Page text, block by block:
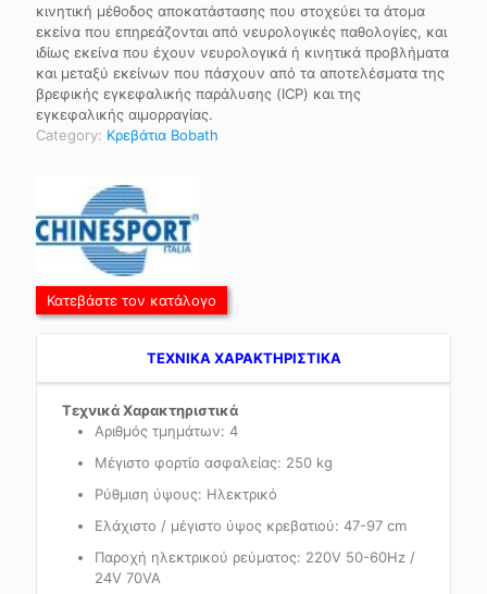
κινητική μέθοδος αποκατάστασης που στοχεύει τα άτομα
εκείνα που επηρεάζονται από νευρολογικές παθολογίες, και
ιδίως εκείνα που έχουν νευρολογικά ή κινητικά προβλήματα
και μεταξύ εκείνων που πάσχουν από τα αποτελέσματα της
βρεφικής εγκεφαλικής παράλυσης (ICP) και της
εγκεφαλικής αιμορραγίας.
Category: Κρεβάτια Bobath
Κατεβάστε τον κατάλογο
TEXNIKA ΧΑΡΑΚΤΗΡΙΣΤΙΚΑ
Τεχνικά Χαρακτηριστικά
Αριθμός τμημάτων: 4
Μέγιστο φορτίο ασφαλείας: 250 kg
Ρύθμιση ύψους: Ηλεκτρικό
Ελάχιστο / μέγιστο ύψος κρεβατιού: 47-97 cm
Παροχή ηλεκτρικού ρεύματος: 220V 50-60Hz /
24V 70VA